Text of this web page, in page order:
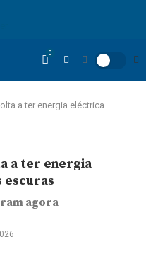
0
a ter energia eléctrica
a ter energia
escuras
agora